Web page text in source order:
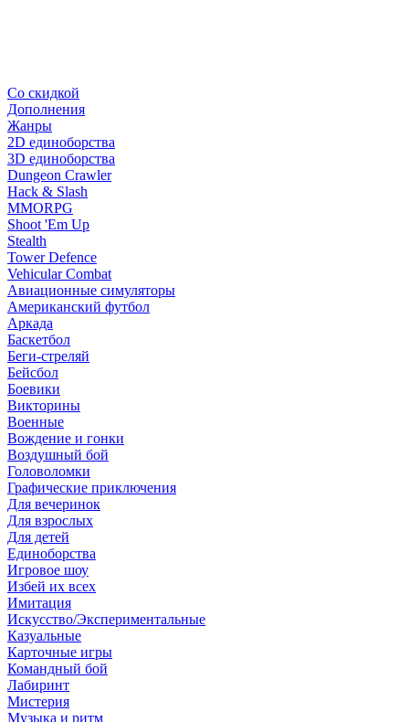
Со скидкой
Дополнения
Жанры
2D единоборства
3D единоборства
Dungeon Crawler
Hack & Slash
MMORPG
Shoot 'Em Up
Stealth
Tower Defence
Vehicular Combat
Авиационные симуляторы
Американский футбол
Аркада
Баскетбол
Беги-стреляй
Бейсбол
Боевики
Викторины
Военные
Вождение и гонки
Воздушный бой
Головоломки
Графические приключения
Для вечеринок
Для взрослых
Для детей
Единоборства
Игровое шоу
Избей их всех
Имитация
Искусство/Экспериментальные
Казуальные
Карточные игры
Командный бой
Лабиринт
Мистерия
Музыка и ритм